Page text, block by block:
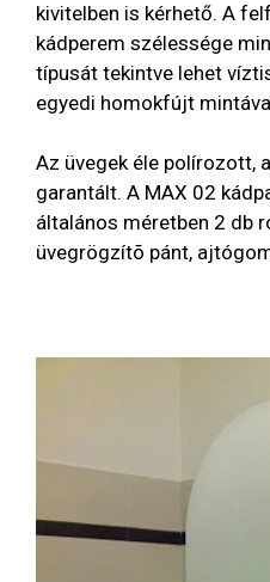
kivitelben is kérhető. A
kádperem szélessége
típusát tekintve lehet
egyedi homokfújt
Az üvegek éle polírozott,
garantált. A MAX 02
általános méretben 2 db
üvegrögzítõ pánt,